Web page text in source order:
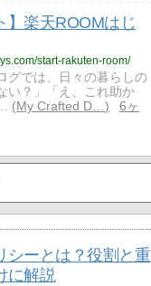
】楽天ROOMはじ
start-rakuten-room/
グでは、日々の暮らしの
い？」「え、これ助か
My Crafted D…
6ヶ
シーとは？役割と重
に解説